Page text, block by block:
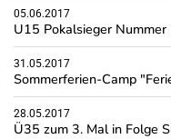
05.06.2017
U15 Pokalsieger Nummer
31.05.2017
Sommerferien-Camp
28.05.2017
Ü35 zum 3. Mal in Folge